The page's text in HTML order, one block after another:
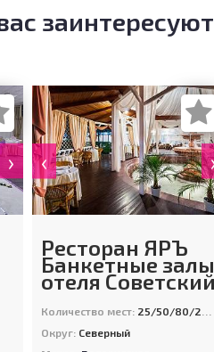
заинтересуют
› ‹
Ресторан ЯРЪ
Банкетные залы
отеля
Количество мест: 25/50/80/200/350
Округ: Северный